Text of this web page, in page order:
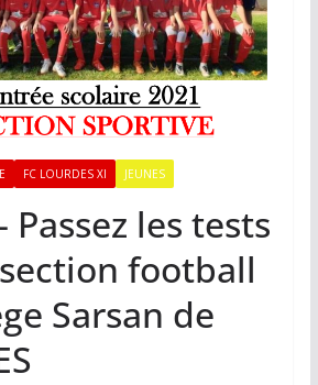
FC LOURDES XI JEUNES
Passez les tests
football
Sarsan de